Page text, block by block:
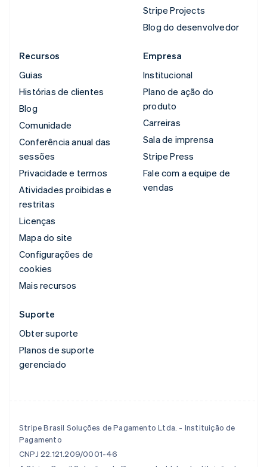
Stripe Projects
Blog do desenvolvedor
Recursos
Guias
Histórias de clientes
Blog
Comunidade
Conferência anual das
sessões
Privacidade e termos
Atividades proibidas e
restritas
Licenças
Mapa do site
Configurações de
cookies
Mais recursos
Empresa
Institucional
Plano de ação do
produto
Carreiras
Sala de imprensa
Stripe Press
Fale com a equipe de
vendas
Suporte
Obter suporte
Planos de suporte
gerenciado
Stripe Brasil Soluções de Pagamento Ltda. - Instituição de
Pagamento
CNPJ 22.121.209/0001-46